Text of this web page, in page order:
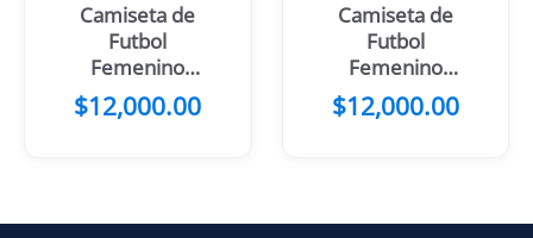
Camiseta de
Futbol
Femenino
Blanco Franjas
Moradas
$12,000.00
Camiseta de
Futbol
Femenino
Celeste Cuello
Azul
$12,000.00